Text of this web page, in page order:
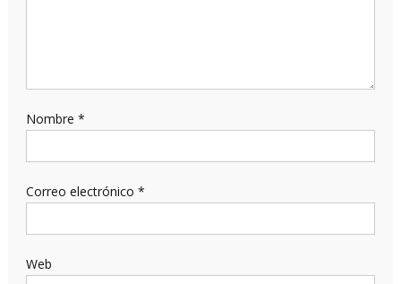
Nombre *
Correo electrónico *
Web